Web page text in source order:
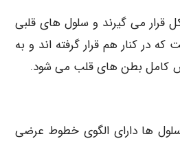
قرار می گیرند و سلول های قلبی
در کنار هم قرار گرفته اند و به
کامل بطن های قلب می شود.
ها دارای الگوی خطوط عرضی